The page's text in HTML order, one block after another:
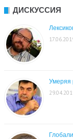
ДИСКУССИЯ
Умеряя